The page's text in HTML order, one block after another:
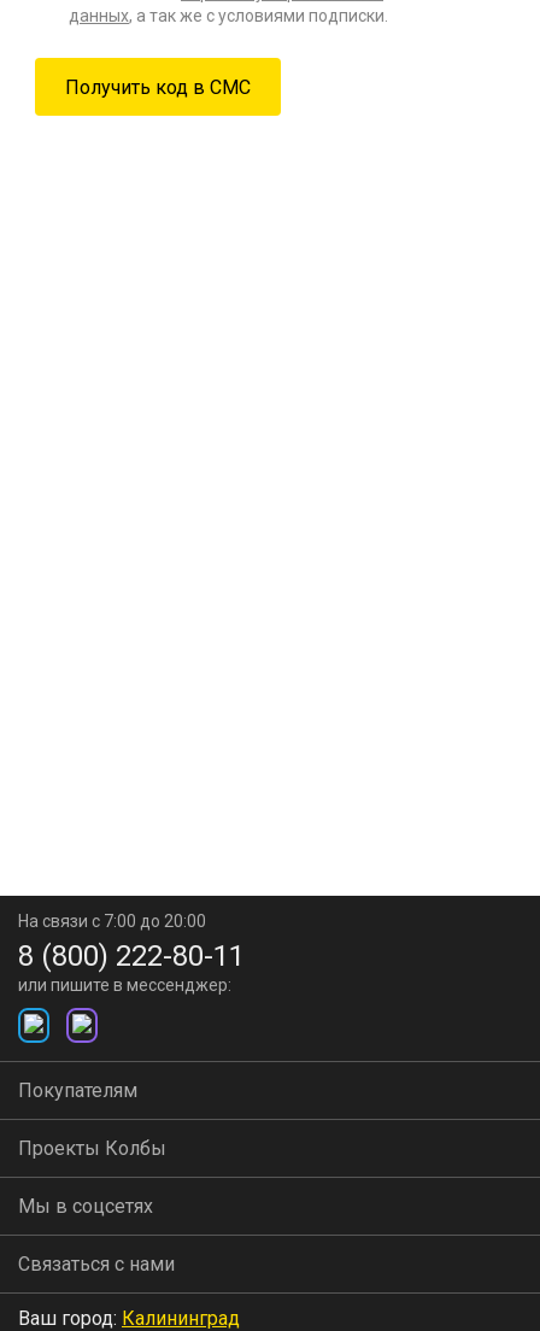
данных, а так же с условиями подписки.
На связи с 7:00 до 20:00
8 (800) 222-80-11
или пишите в мессенджер:
Покупателям
Проекты Колбы
Мы в соцсетях
Связаться с нами
Ваш город: Калининград